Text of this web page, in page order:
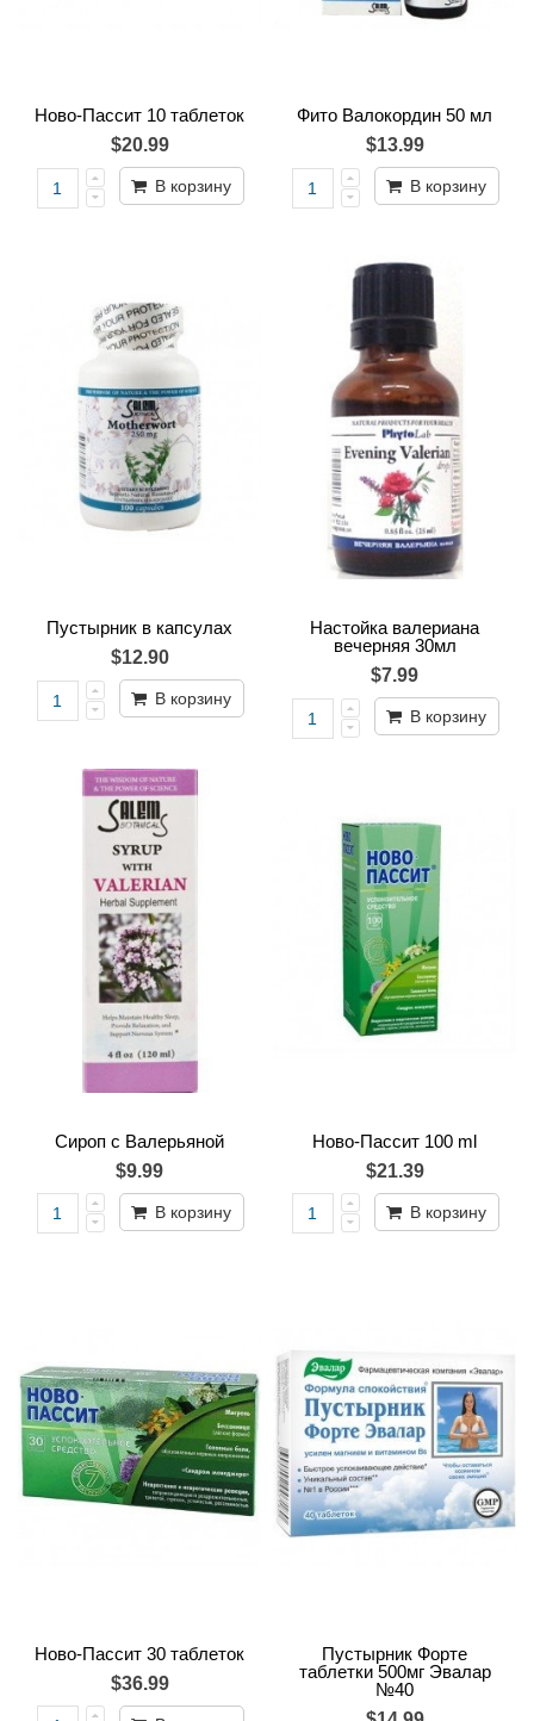
Ново-Пассит 10 таблеток
$20.99
В корзину
Фито Валокордин 50 мл
$13.99
В корзину
Пустырник в капсулах
$12.90
В корзину
Настойка валериана
вечерняя 30мл
$7.99
В корзину
Сироп с Валерьяной
$9.99
В корзину
Ново-Пассит 100 ml
$21.39
В корзину
Ново-Пассит 30 таблеток
$36.99
Пустырник Форте
таблетки 500мг Эвалар
№40